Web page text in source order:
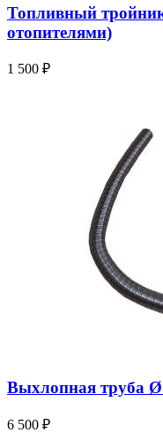
Топливный
отопителями)
1 500 ₽
Выхлопная труба
6 500 ₽